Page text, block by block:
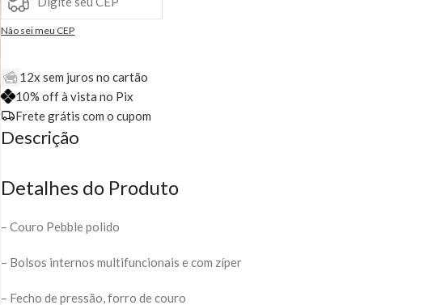
Não sei meu CEP
12x sem juros no cartão
10% off à vista no Pix
Frete grátis com o cupom
Descrição
Detalhes do Produto
– Couro Pebble polido
– Bolsos internos multifuncionais e com zíper
– Fecho de pressão, forro de couro